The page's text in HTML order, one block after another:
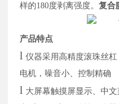
样的180度剥离强度。复合
产品特点
l仪器采用高精度滚珠丝
电机，噪音小、控制精确
l 大屏幕触摸屏显示、中